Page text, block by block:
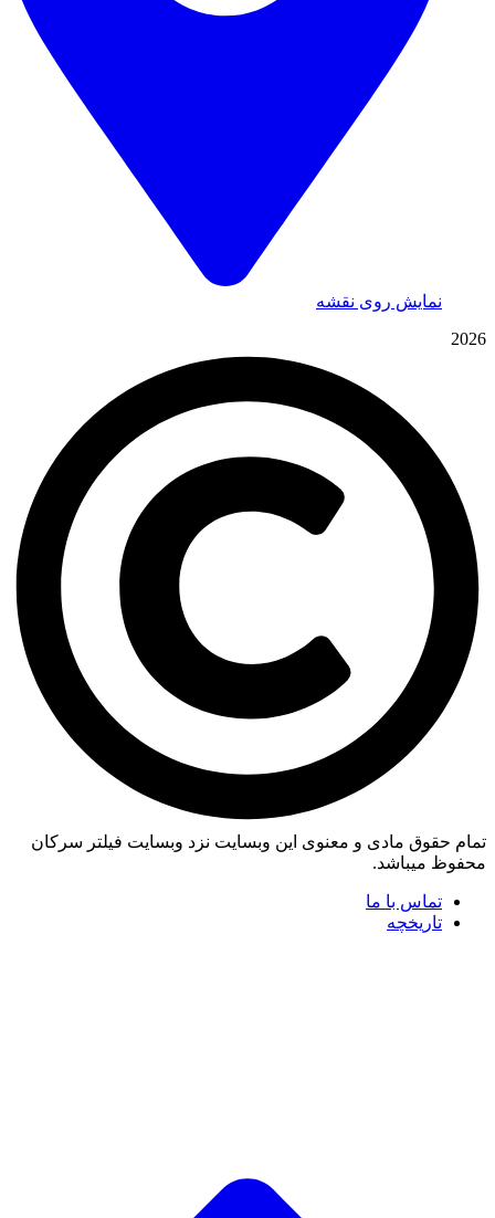
نمایش روی نقشه
2026
تمام حقوق مادی و معنوی این وبسایت نزد وبسایت فیلتر سرکان
محفوظ میباشد.
تماس با ما
تاریخچه